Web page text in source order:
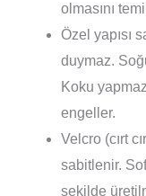
olmasını
Özel yapısı
duymaz.
Koku
engeller.
Velcro (cırt
sabitlenir.
şekilde